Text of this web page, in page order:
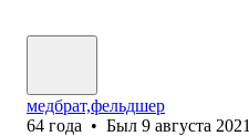
медбрат,фельдшер
64 года • Был 9 августа 2021